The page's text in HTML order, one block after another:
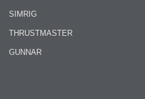
SIMRIG
THRUSTMASTER
GUNNAR